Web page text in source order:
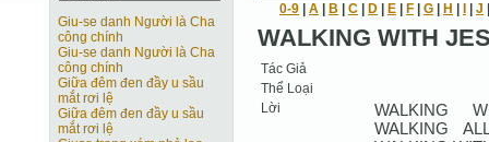
Giu-se danh Người là Cha
công chính
Giu-se danh Người là Cha
công chính
Giữa đêm đen đầy u sầu
mắt rơi lệ
Giữa đêm đen đầy u sầu
mắt rơi lệ
0-9 A B C D E F G H J
WALKING WITH
Tác Giả
Thể Loại
Lời
WALKING
WALKING